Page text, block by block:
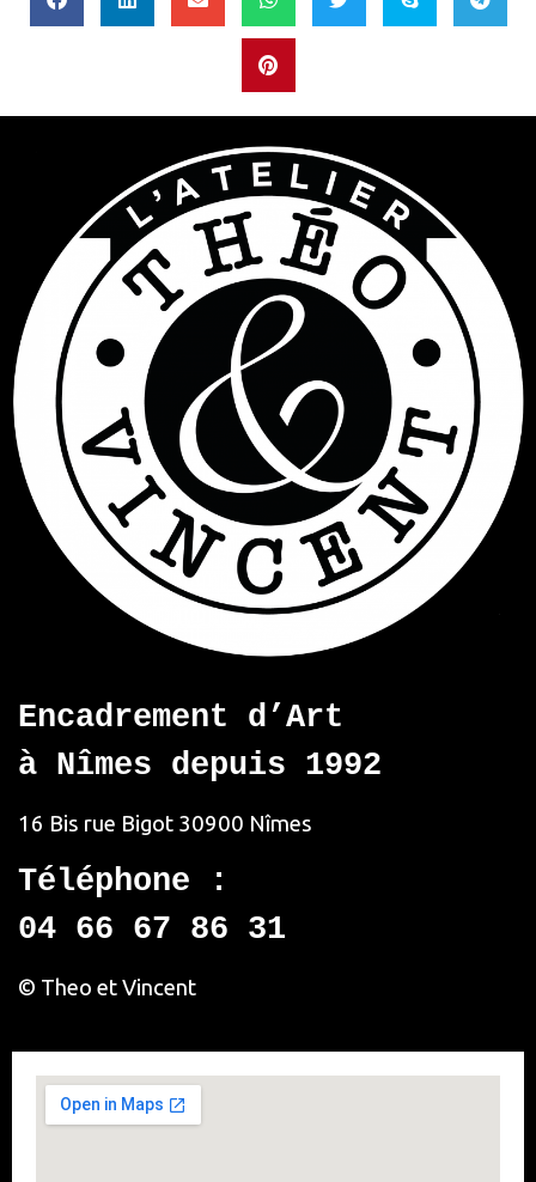
Encadrement d’Art
à Nîmes depuis 1992
16 Bis rue Bigot 30900 Nîmes
Téléphone :
04 66 67 86 31
© Theo et Vincent